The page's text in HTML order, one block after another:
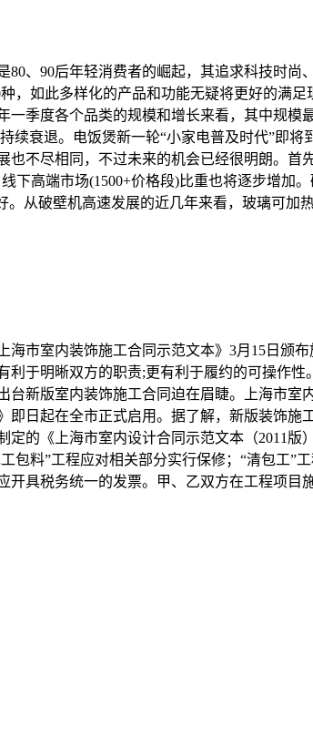
、90后年轻消费者的崛起，其追求科技时
，如此多样化的产品和功能无疑将更好的满
季度各个品类的规模和增长来看，其中规
衰退。电饭煲新一轮“小家电普及时代”即
不尽相同，不过未来的机会已经很明朗。
下高端市场(1500+价格段)比重也将逐步增加
从破壁机高速发展的近几年来看，玻璃可
市室内装饰施工合同示范文本》3月15日颁
于明晰双方的职责;更有利于履约的可操作
新版室内装饰施工合同迫在眉睫。上海市
日起在全市正式启用。据了解，新版装饰施
的《上海市室内设计合同示范文本（2011
包料”工程应对相关部分实行保修；“清包工”
具税务统一的发票。甲、乙双方在工程项目